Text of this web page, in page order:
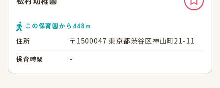
この保育園から 448ｍ
住所
〒1500047 東京都渋谷区神山町21-11
保育時間 -